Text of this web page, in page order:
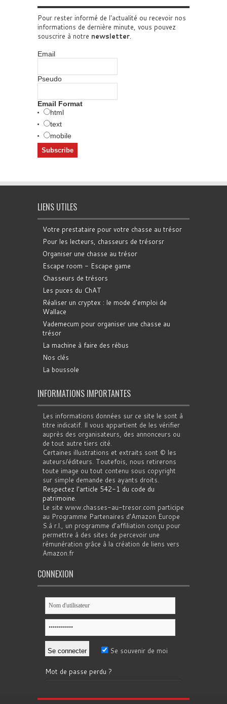
Pour rester informé de l'actualité ou recevoir nos
informations de dernière minute, vous pouvez
souscrire à notre newsletter.
Email
Pseudo
Email Format
html
text
mobile
LIENS UTILES
Votre prestataire pour votre chasse au trésor
Pour les lecteurs, chasseurs de trésorsr
Organiser une chasse au trésor
Escape room - Escape game
Chasseurs de trésors
Les puces du ChAT
Réaliser un cryptex : le mode d'emploi de
Wallace
Vademecum pour organiser une chasse au
trésor
La machine à faire des rébus
Nos clés
La boussole
INFORMATIONS IMPORTANTES
Les informations données sur ce site le sont à
titre indicatif. Il vous appartient de les vérifier
auprès des organisateurs, des annonceurs ou
de tout autre tiers cité.
Certaines illustrations et extraits sont © les
auteurs/éditeurs. Toutefois, nous retirerons
toute image ou tout contenu sous copyright
sur simple demande des ayants droits.
Respectez l'article 542-1 du code du
patrimoine.
Le site www.chasses-au-tresor.com participe
au Programme Partenaires d’Amazon Europe
S.à r.l., un programme d’affiliation conçu pour
permettre à des sites de percevoir une
rémunération grâce à la création de liens vers
Amazon.fr
CONNEXION
Se souvenir de moi
Mot de passe perdu ?